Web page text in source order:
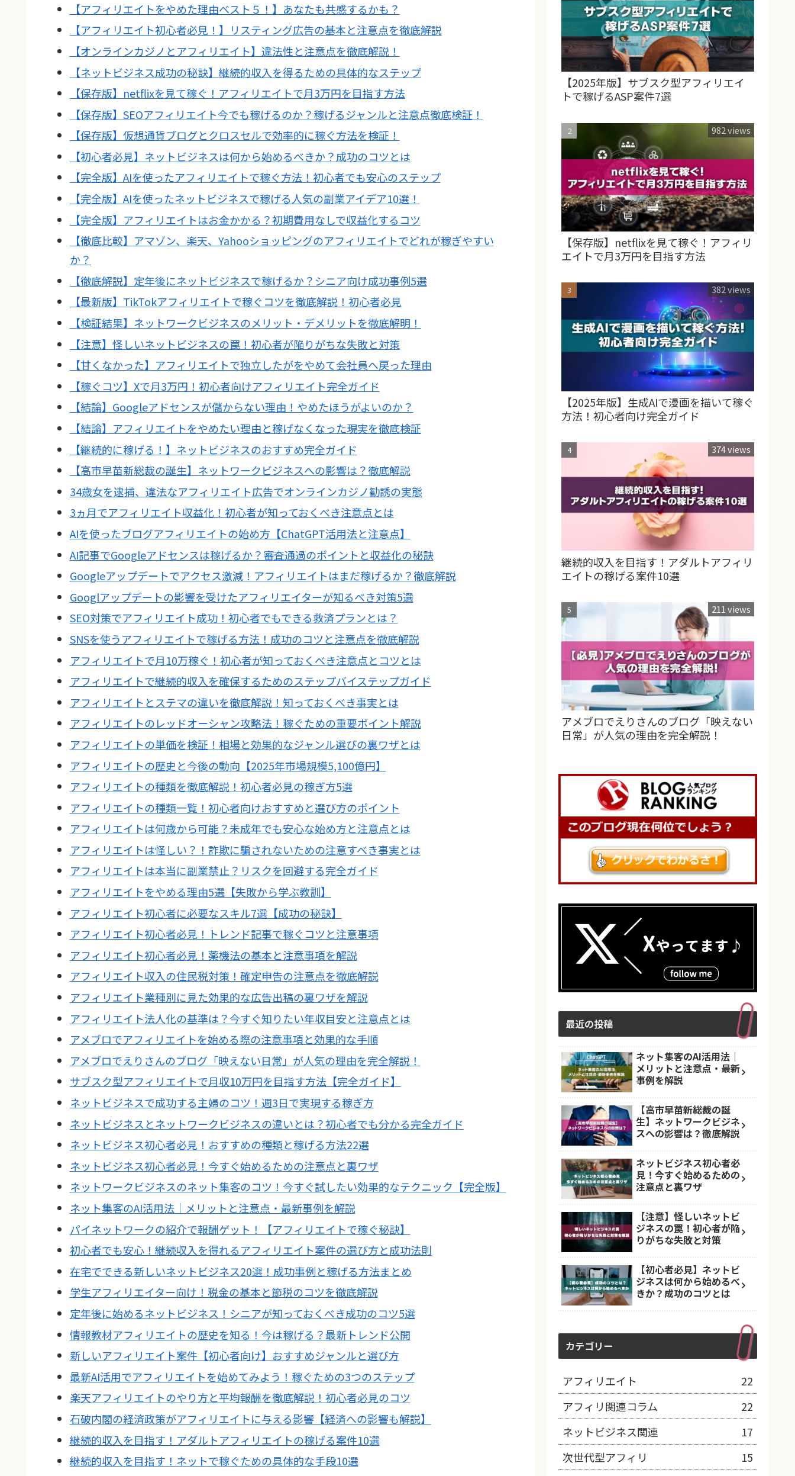
【アフィリエイトをやめた理由ベスト５！】あなたも共感するかも？
【アフィリエイト初心者必見！】リスティング広告の基本と注意点を徹底解説
【オンラインカジノとアフィリエイト】違法性と注意点を徹底解説！
【ネットビジネス成功の秘訣】継続的収入を得るための具体的なステップ
【保存版】netflixを見て稼ぐ！アフィリエイトで月3万円を目指す方法
【保存版】SEOアフィリエイト今でも稼げるのか？稼げるジャンルと注意点徹底検証！
【保存版】仮想通貨ブログとクロスセルで効率的に稼ぐ方法を検証！
【初心者必見】ネットビジネスは何から始めるべきか？成功のコツとは
【完全版】AIを使ったアフィリエイトで稼ぐ方法！初心者でも安心のステップ
【完全版】AIを使ったネットビジネスで稼げる人気の副業アイデア10選！
【完全版】アフィリエイトはお金かかる？初期費用なしで収益化するコツ
【徹底比較】アマゾン、楽天、Yahooショッピングのアフィリエイトでどれが稼ぎやすい
か？
【徹底解説】定年後にネットビジネスで稼げるか？シニア向け成功事例5選
【最新版】TikTokアフィリエイトで稼ぐコツを徹底解説！初心者必見
【検証結果】ネットワークビジネスのメリット・デメリットを徹底解明！
【注意】怪しいネットビジネスの罠！初心者が陥りがちな失敗と対策
【甘くなかった】アフィリエイトで独立したがをやめて会社員へ戻った理由
【稼ぐコツ】Xで月3万円！初心者向けアフィリエイト完全ガイド
【結論】Googleアドセンスが儲からない理由！やめたほうがよいのか？
【結論】アフィリエイトをやめたい理由と稼げなくなった現実を徹底検証
【継続的に稼げる！】ネットビジネスのおすすめ完全ガイド
【高市早苗新総裁の誕生】ネットワークビジネスへの影響は？徹底解説
34歳女を逮捕、違法なアフィリエイト広告でオンラインカジノ勧誘の実態
3ヵ月でアフィリエイト収益化！初心者が知っておくべき注意点とは
AIを使ったブログアフィリエイトの始め方【ChatGPT活用法と注意点】
AI記事でGoogleアドセンスは稼げるか？審査通過のポイントと収益化の秘訣
Googleアップデートでアクセス激減！アフィリエイトはまだ稼げるか？徹底解説
Googlアップデートの影響を受けたアフィリエイターが知るべき対策5選
SEO対策でアフィリエイト成功！初心者でもできる救済プランとは？
SNSを使うアフィリエイトで稼げる方法！成功のコツと注意点を徹底解説
アフィリエイトで月10万稼ぐ！初心者が知っておくべき注意点とコツとは
アフィリエイトで継続的収入を確保するためのステップバイステップガイド
アフィリエイトとステマの違いを徹底解説！知っておくべき事実とは
アフィリエイトのレッドオーシャン攻略法！稼ぐための重要ポイント解説
アフィリエイトの単価を検証！相場と効果的なジャンル選びの裏ワザとは
アフィリエイトの歴史と今後の動向【2025年市場規模5,100億円】
アフィリエイトの種類を徹底解説！初心者必見の稼ぎ方5選
アフィリエイトの種類一覧！初心者向けおすすめと選び方のポイント
アフィリエイトは何歳から可能？未成年でも安心な始め方と注意点とは
アフィリエイトは怪しい？！詐欺に騙されないための注意すべき事実とは
アフィリエイトは本当に副業禁止？リスクを回避する完全ガイド
アフィリエイトをやめる理由5選【失敗から学ぶ教訓】
アフィリエイト初心者に必要なスキル7選【成功の秘訣】
アフィリエイト初心者必見！トレンド記事で稼ぐコツと注意事項
アフィリエイト初心者必見！薬機法の基本と注意事項を解説
アフィリエイト収入の住民税対策！確定申告の注意点を徹底解説
アフィリエイト業種別に見た効果的な広告出稿の裏ワザを解説
アフィリエイト法人化の基準は？今すぐ知りたい年収目安と注意点とは
アメブロでアフィリエイトを始める際の注意事項と効果的な手順
アメブロでえりさんのブログ「映えない日常」が人気の理由を完全解説！
サブスク型アフィリエイトで月収10万円を目指す方法【完全ガイド】
ネットビジネスで成功する主婦のコツ！週3日で実現する稼ぎ方
ネットビジネスとネットワークビジネスの違いとは？初心者でも分かる完全ガイド
ネットビジネス初心者必見！おすすめの種類と稼げる方法22選
ネットビジネス初心者必見！今すぐ始めるための注意点と裏ワザ
ネットワークビジネスのネット集客のコツ！今すぐ試したい効果的なテクニック【完全版】
ネット集客のAI活用法｜メリットと注意点・最新事例を解説
パイネットワークの紹介で報酬ゲット！【アフィリエイトで稼ぐ秘訣】
初心者でも安心！継続収入を得れるアフィリエイト案件の選び方と成功法則
在宅でできる新しいネットビジネス20選！成功事例と稼げる方法まとめ
学生アフィリエイター向け！税金の基本と節税のコツを徹底解説
定年後に始めるネットビジネス！シニアが知っておくべき成功のコツ5選
情報教材アフィリエイトの歴史を知る！今は稼げる？最新トレンド公開
新しいアフィリエイト案件【初心者向け】おすすめジャンルと選び方
最新AI活用でアフィリエイトを始めてみよう！稼ぐための3つのステップ
楽天アフィリエイトのやり方と平均報酬を徹底解説！初心者必見のコツ
石破内閣の経済政策がアフィリエイトに与える影響【経済への影響も解説】
継続的収入を目指す！アダルトアフィリエイトの稼げる案件10選
継続的収入を目指す！ネットで稼ぐための具体的な手段10選
【2025年版】サブスク型アフィリエイ
トで稼げるASP案件7選
【保存版】netflixを見て稼ぐ！アフィリ
エイトで月3万円を目指す方法
982 views
【2025年版】生成AIで漫画を描いて稼ぐ
方法！初心者向け完全ガイド
382 views
継続的収入を目指す！アダルトアフィリ
エイトの稼げる案件10選
374 views
アメブロでえりさんのブログ「映えない
日常」が人気の理由を完全解説！
211 views
最近の投稿
ネット集客のAI活用法｜
メリットと注意点・最新
事例を解説
【高市早苗新総裁の誕
生】ネットワークビジネ
スへの影響は？徹底解説
ネットビジネス初心者必
見！今すぐ始めるための
注意点と裏ワザ
【注意】怪しいネットビ
ジネスの罠！初心者が陥
りがちな失敗と対策
【初心者必見】ネットビ
ジネスは何から始めるべ
きか？成功のコツとは
カテゴリー
アフィリエイト
22
アフィリ関連コラム
22
ネットビジネス関連
17
次世代型アフィリ
15